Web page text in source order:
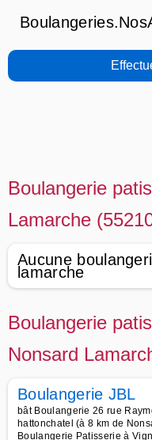
Boulangerie
Lamarche
Aucune
lamarche
Boulangerie
Nonsard
Boulangerie JBL
bât Boulangerie 26 rue
hattonchatel (à 8 km de
Boulangerie Patisserie à